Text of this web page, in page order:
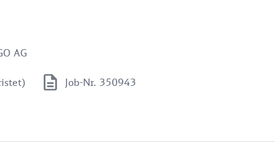
AG
Job-Nr. 350943